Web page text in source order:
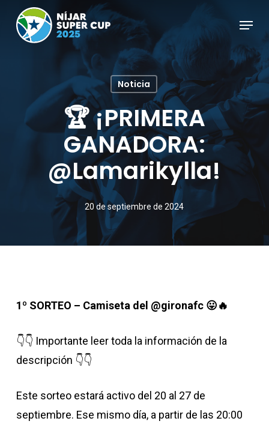
Menu
Noticia
🏆 ¡PRIMERA
GANADORA:
@lamarikylla!
20 de septiembre de 2024
1º SORTEO – Camiseta del @gironafc 😛🔥
👇👇 Importante leer toda la información de la
descripción 👇👇
Este sorteo estará activo del 20 al 27 de
septiembre. Ese mismo día, a partir de las 20:00
Menu